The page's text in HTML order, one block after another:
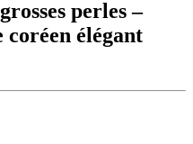
perles –
coréen élégant